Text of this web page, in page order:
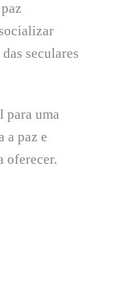
seculares
para uma
a paz e
oferecer.